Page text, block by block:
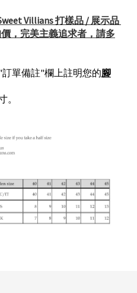
Villians 打樣品 / 展示品
，完美主義追求者，請多
單備註"欄上註明您的腳
。